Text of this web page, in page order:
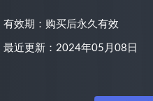
有效期：购买后永久有效
最近更新：2024年05月08日